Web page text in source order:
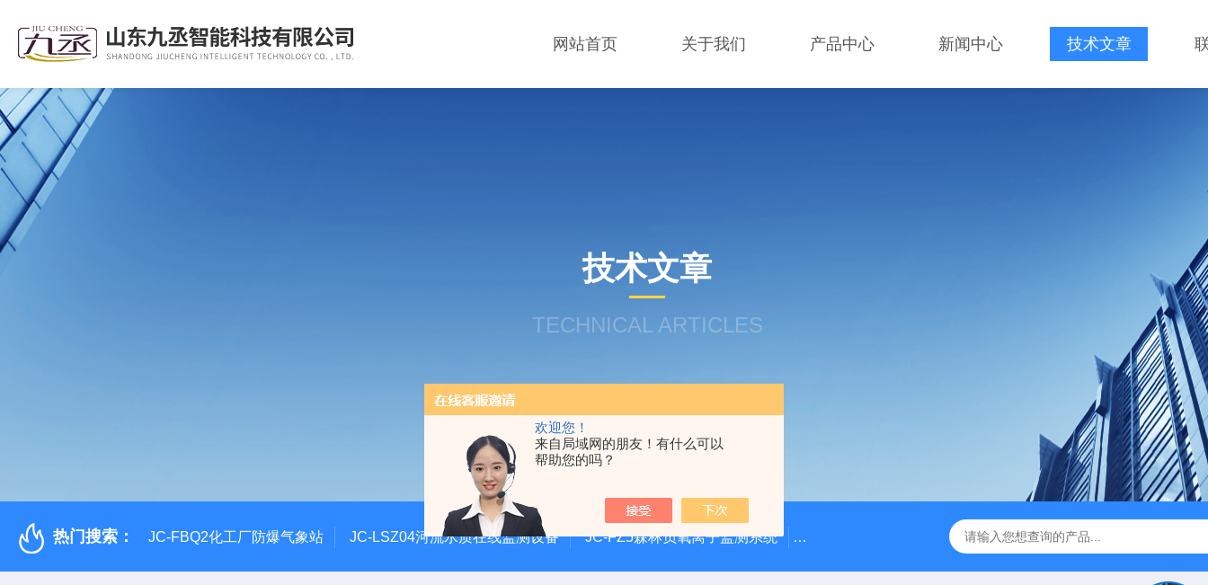
欢迎您！
来自局域网的朋友！有什么可以
帮助您的吗？
网站首页 关于我们 产品中心 新闻中心 技术文章
技术文章
TECHNICAL ARTICLES
热门搜索： JC-FBQ2化工厂防爆气象站 JC-LSZ04河流水质在线监测设备 JC-FZ5森林负氧离子监测系统 JC-FZ5大气负氧离子监测站 JC-ZS07多参数污水在线检测仪